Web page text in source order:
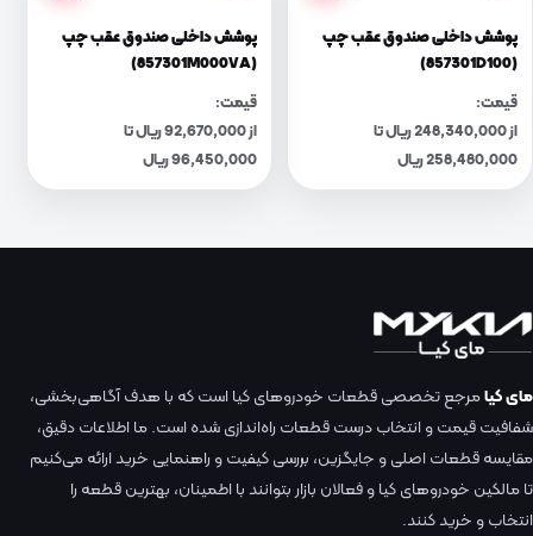
پوشش داخلی صندوق عقب چپ
(857301D100)
قیمت:
از 248,340,000 ریال تا
258,480,000 ریال
پوشش داخلی صندوق عقب چپ
(857301M000VA)
قیمت:
از 92,670,000 ریال تا
96,450,000 ریال
مای کیامرجع تخصصی قطعات خودروهای کیا است که با هدف آگاهی‌بخشی،
شفافیت قیمت و انتخاب درست قطعات راه‌اندازی شده است. ما اطلاعات دقیق،
مقایسه قطعات اصلی و جایگزین، بررسی کیفیت و راهنمایی خرید ارائه می‌کنیم
تا مالکین خودروهای کیا و فعالان بازار بتوانند با اطمینان، بهترین قطعه را
انتخاب و خرید کنند.